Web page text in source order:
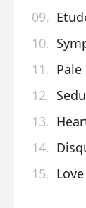
09.
10.
11.
12.
13.
14.
15.